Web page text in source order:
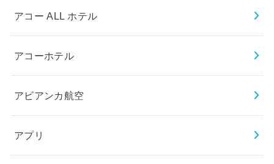
アコー ALL ホテル
アコーホテル
アビアンカ航空
アプリ